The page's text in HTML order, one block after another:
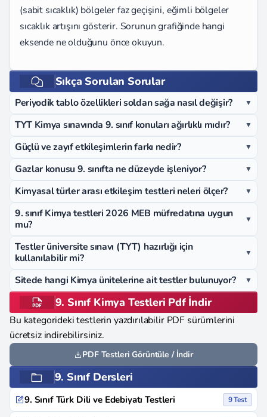
(sabit sıcaklık) bölgeler faz geçişini, eğimli bölgeler
sıcaklık artışını gösterir. Sorunun grafiğinde hangi
eksende ne olduğunu önce okuyun.
Sıkça Sorulan Sorular
Periyodik tablo özellikleri soldan sağa nasıl değişir? ▼
TYT Kimya sınavında 9. sınıf konuları ağırlıklı mıdır? ▼
Güçlü ve zayıf etkileşimlerin farkı nedir? ▼
Gazlar konusu 9. sınıfta ne düzeyde işleniyor? ▼
Kimyasal türler arası etkileşim testleri neleri ölçer? ▼
9. sınıf Kimya testleri 2026 MEB müfredatına uygun
mu?
▼
Testler üniversite sınavı (TYT) hazırlığı için
kullanılabilir mi?
▼
Sitede hangi Kimya ünitelerine ait testler bulunuyor? ▼
9. Sınıf Kimya Testleri Pdf İndir
Bu kategorideki testlerin yazdırılabilir PDF sürümlerini
ücretsiz indirebilirsiniz.
PDF Testleri Görüntüle / İndir
9. Sınıf Dersleri
9. Sınıf Türk Dili ve Edebiyatı Testleri 9 Test